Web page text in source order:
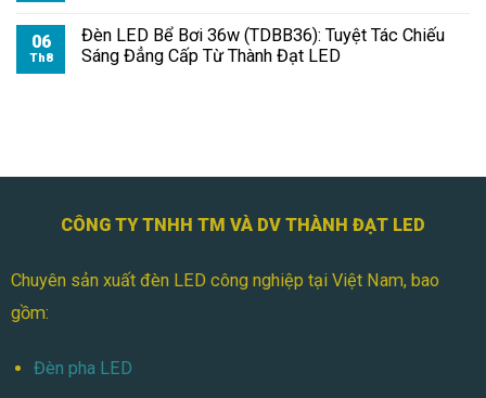
Pha
Module
06
Th8
Đèn LED Bể Bơi 36w (TDBB36): Tuyệt Tác Chiếu
Sáng Đẳng Cấp Từ Thành Đạt LED
CÔNG TY TNHH TM VÀ DV THÀNH ĐẠT LED
Chuyên sản xuất đèn LED công nghiệp tại Việt Nam, bao
gồm:
Đèn pha LED